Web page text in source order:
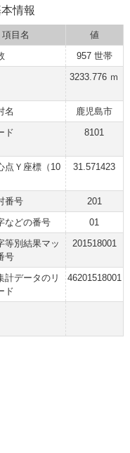
情報
項目名
値
957 世帯
3233.776 ｍ
名
鹿児島市
ド 8101
点Ｙ座標（10
31.571423
番号
201
などの番号
01
等別結果マッ
号
201518001
計データのリ
ド
46201518001